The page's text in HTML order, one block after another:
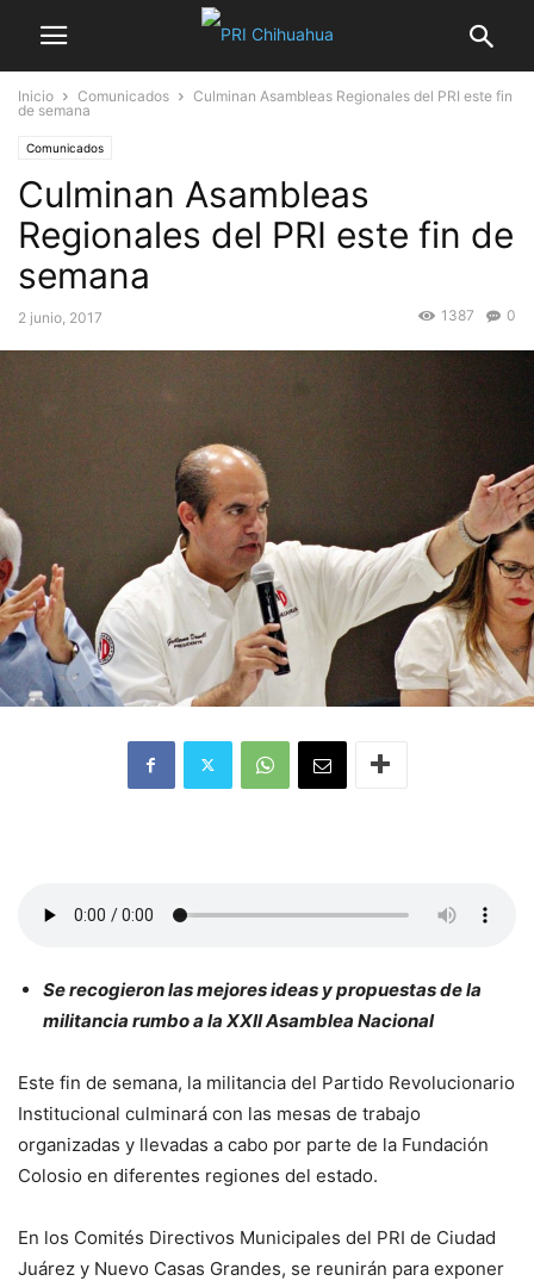
Inicio Comunicados
Culminan Asambleas Regionales del PRI este fin
de semana
Comunicados
Culminan Asambleas
Regionales del PRI este fin de
semana
2 junio, 2017 0
1387
Se recogieron las mejores ideas y propuestas de la
militancia rumbo a la XXII Asamblea Nacional
Este fin de semana, la militancia del Partido Revolucionario
Institucional culminará con las mesas de trabajo
organizadas y llevadas a cabo por parte de la Fundación
Colosio en diferentes regiones del estado.
En los Comités Directivos Municipales del PRI de Ciudad
Juárez y Nuevo Casas Grandes, se reunirán para exponer